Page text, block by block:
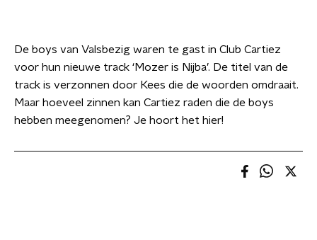
De boys van Valsbezig waren te gast in Club Cartiez
voor hun nieuwe track ‘Mozer is Nijba’. De titel van de
track is verzonnen door Kees die de woorden omdraait.
Maar hoeveel zinnen kan Cartiez raden die de boys
hebben meegenomen? Je hoort het hier!